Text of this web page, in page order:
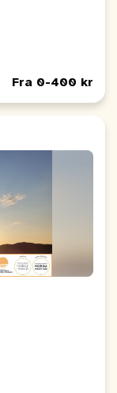
Fra 0-400 kr